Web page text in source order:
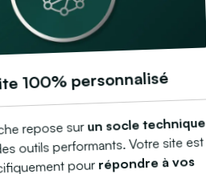
100% personnalisé
repose surun socle technique
outils performants. Votre site est
pour répondre à vos